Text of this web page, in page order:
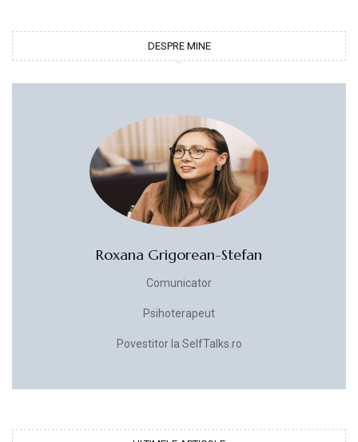
DESPRE MINE
Roxana Grigorean-Stefan
Comunicator
Psihoterapeut
Povestitor la SelfTalks.ro